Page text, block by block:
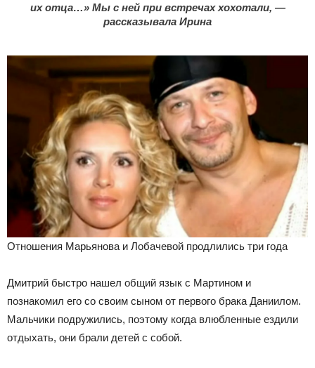
их отца…» Мы с ней при встречах хохотали, —
рассказывала Ирина
Отношения Марьянова и Лобачевой продлились три года
Дмитрий быстро нашел общий язык с Мартином и
познакомил его со своим сыном от первого брака Даниилом.
Мальчики подружились, поэтому когда влюбленные ездили
отдыхать, они брали детей с собой.